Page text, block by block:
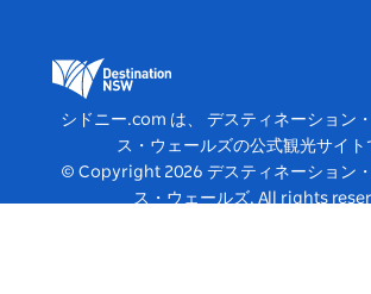
デスティネーション・ニュー・サウ
ズメディアセンター
ビビッド・シドニー
シドニー.com は、 デスティネーション
ス・ウェールズの公式観光サイト
© Copyright 2026 デスティネーション
ス・ウェールズ. All rights